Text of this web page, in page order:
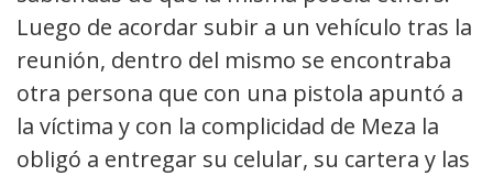
Luego de acordar subir a un vehículo tras la
reunión, dentro del mismo se encontraba
otra persona que con una pistola apuntó a
la víctima y con la complicidad de Meza la
obligó a entregar su celular, su cartera y las